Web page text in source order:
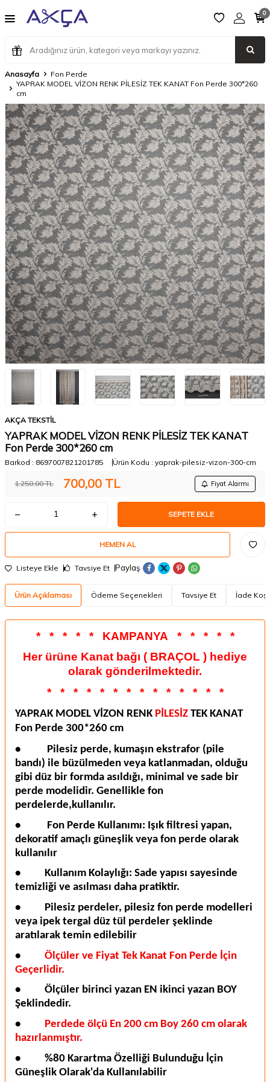
0
Anasayfa
Fon Perde
YAPRAK MODEL VİZON RENK PİLESİZ TEK KANAT Fon Perde 300*260
cm
AKÇA TEKSTİL
YAPRAK MODEL VİZON RENK PİLESİZ TEK KANAT
Fon Perde 300*260 cm
Barkod : 8697007821201785 Ürün Kodu : yaprak-pilesiz-vizon-300-cm
1.250,00TL 700,00 TL Fiyat Alarmı
SEPETE EKLE
HEMEN AL
Listeye Ekle Tavsiye Et Paylaş
Ürün Açıklaması Ödeme Seçenekleri Tavsiye Et İade
* * * * * KAMPANYA * * * *
*
Her ürüne Kanat bağı ( BRAÇOL ) hediye
olarak gönderilmektedir.
*
* * * * * * * * * * * * *
YAPRAK MODEL VİZON RENK PİLESİZ TEK KANAT
Fon Perde 300*260 cm
•
Pilesiz perde, kumaşın ekstrafor (pile
bandı) ile büzülmeden veya katlanmadan, olduğu
gibi düz bir formda asıldığı, minimal ve sade bir
perde modelidir. Genellikle fon
perdelerde,kullanılır.
•
Fon Perde Kullanımı: Işık filtresi yapan,
dekoratif amaçlı güneşlik veya fon perde olarak
kullanılır
•
Kullanım Kolaylığı: Sade yapısı sayesinde
temizliği ve asılması daha pratiktir.
•
Pilesiz perdeler, pilesiz fon perde modelleri
veya ipek tergal düz tül perdeler şeklinde
aratılarak temin edilebilir
•
Ölçüler ve Fiyat Tek Kanat Fon Perde İçin
Geçerlidir.
•
Ölçüler birinci yazan EN ikinci yazan BOY
Şeklindedir.
•
Perdede ölçü En 200 cm Boy 260 cm olarak
hazırlanmıştır.
•
%80 Karartma Özelliği Bulunduğu İçin
Güneşlik Olarak'da Kullanılabilir